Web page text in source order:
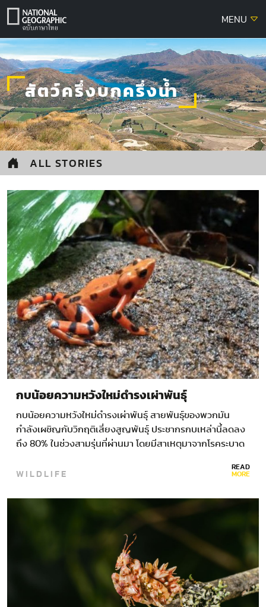
Skip
MENU
สัตว์ครึ่งบกครึ่งน้ำ
ALL STORIES
กบน้อยความหวังใหม่ดำรงเผ่าพันธุ์
กบน้อยความหวังใหม่ดำรงเผ่าพันธุ์ สายพันธุ์ของพวกมัน
กำลังเผชิญกับวิกฤติเสี่ยงสูญพันธุ์ ประชากรกบเหล่านี้ลดลง
ถึง 80% ในช่วงสามรุ่นที่ผ่านมา โดยมีสาเหตุมาจากโรคระบาด
ทริด”…
WILDLIFE READ
MORE